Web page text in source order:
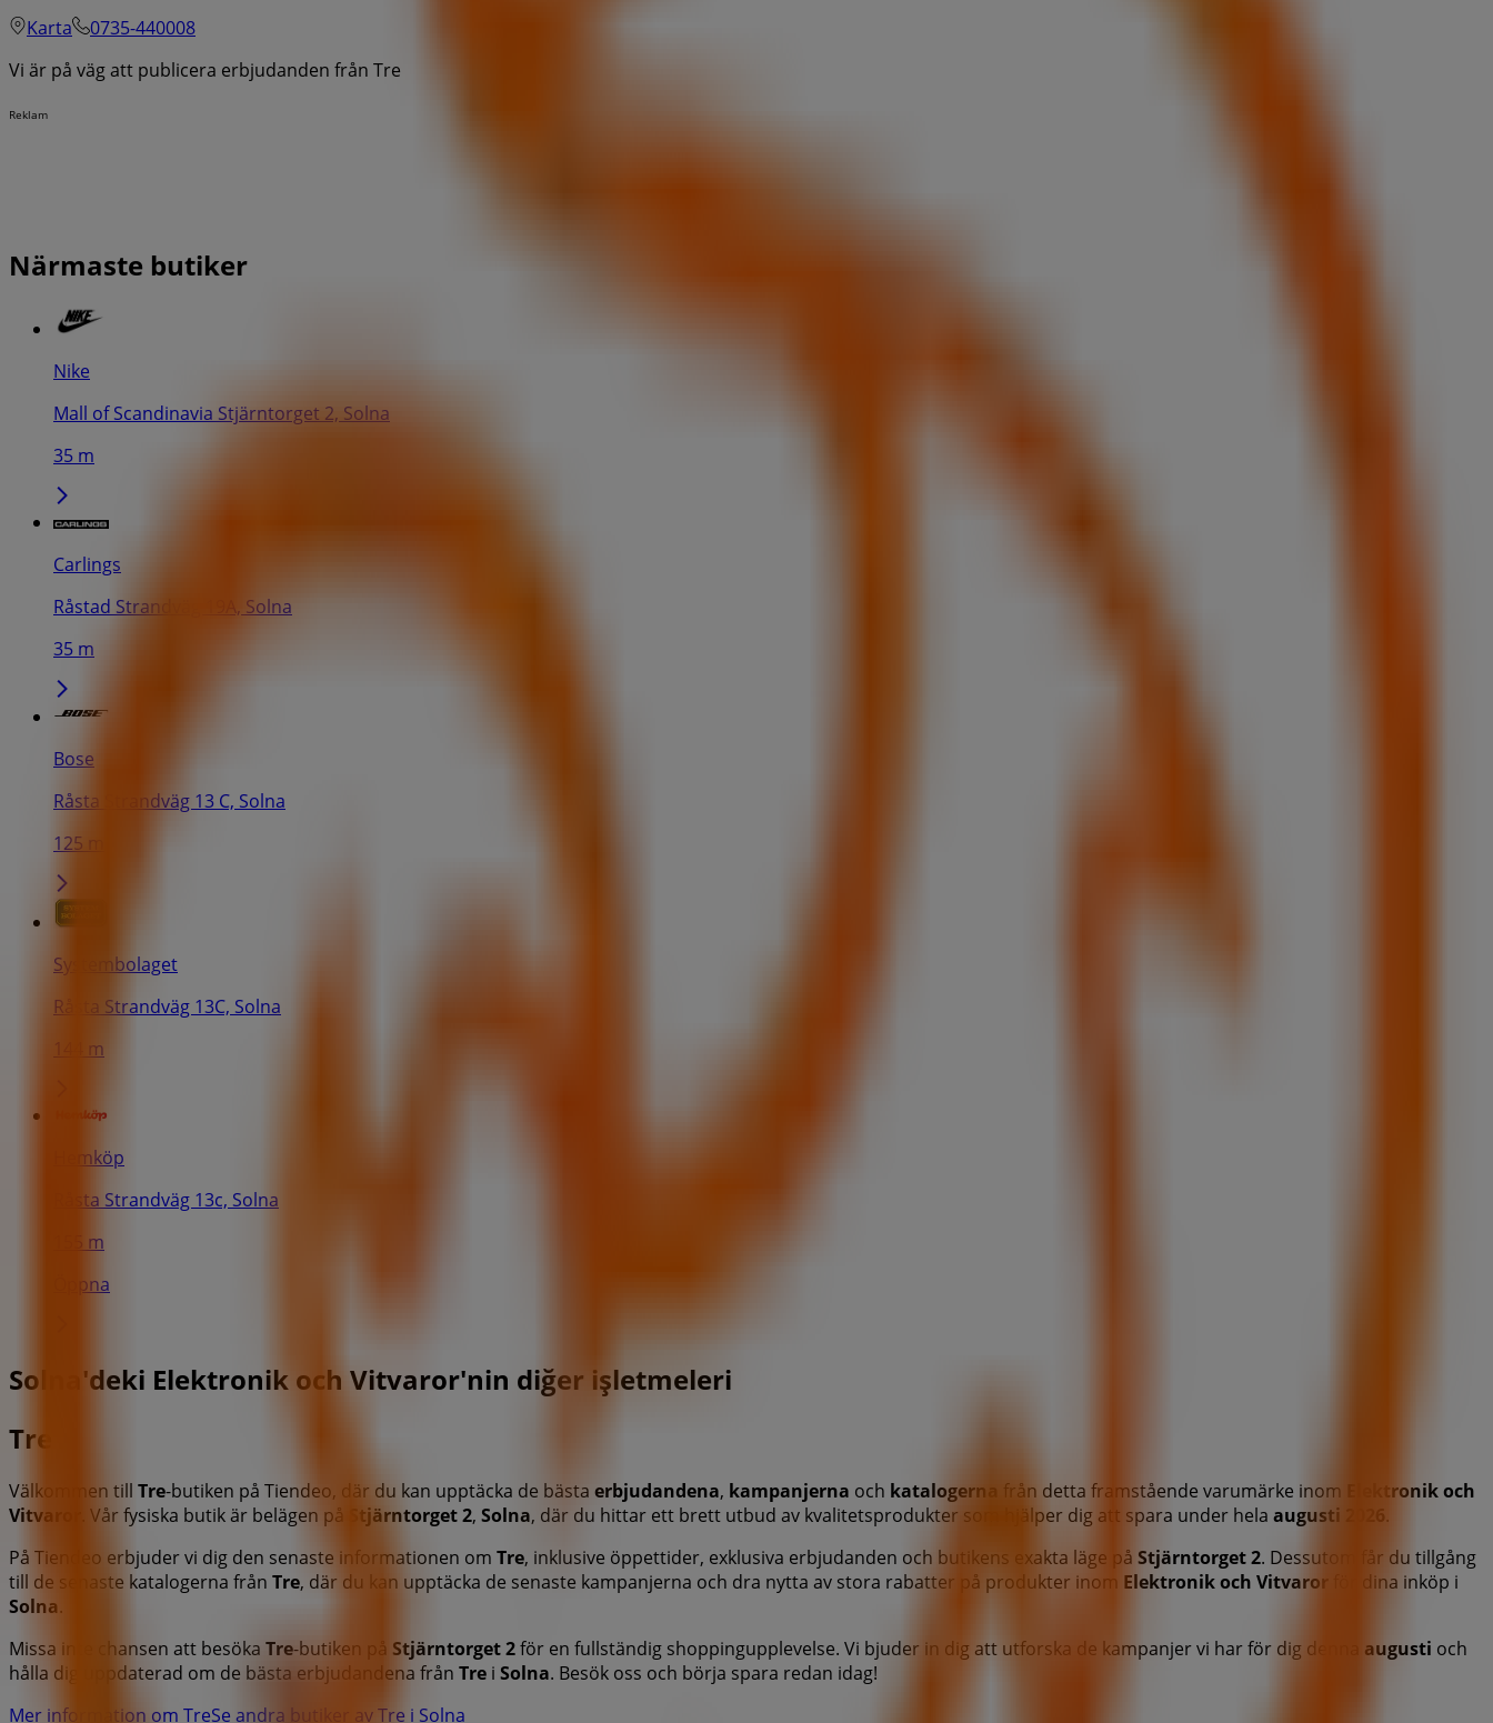
Karta
0735-440008
Vi är på väg att publicera erbjudanden från Tre
Reklam
Närmaste butiker
Nike
Mall of Scandinavia Stjärntorget 2, Solna
35 m
Carlings
Råstad Strandväg 19A, Solna
35 m
Bose
Råsta Strandväg 13 C, Solna
125 m
Systembolaget
Råsta Strandväg 13C, Solna
144 m
Hemköp
Råsta Strandväg 13c, Solna
155 m
Öppna
Solna'deki Elektronik och Vitvaror'nin diğer işletmeleri
Tre
Välkommen till Tre-butiken på Tiendeo, där du kan upptäcka de bästa erbjudandena, kampanjerna och katalogerna från detta framstående varumärke inom
Elektronik och
Vitvaror
. Vår fysiska butik är belägen på Stjärntorget 2, Solna, där du hittar ett brett utbud av kvalitetsprodukter som hjälper dig att spara under hela augusti 2026.
På Tiendeo erbjuder vi dig den senaste informationen om Tre, inklusive öppettider, exklusiva erbjudanden och butikens exakta läge på Stjärntorget 2. Dessutom får du tillgång
till de senaste katalogerna från Tre, där du kan upptäcka de senaste kampanjerna och dra nytta av stora rabatter på produkter inom Elektronik och Vitvaror
för dina inköp i
Solna.
Missa inte chansen att besöka Tre-butiken på Stjärntorget 2för en fullständig shoppingupplevelse. Vi bjuder in dig att utforska de kampanjer vi har för dig denna augusti och
hålla dig uppdaterad om de bästa erbjudandena från Tre i Solna. Besök oss och börja spara redan idag!
Mer information om TreSe andra butiker av Tre i Solna